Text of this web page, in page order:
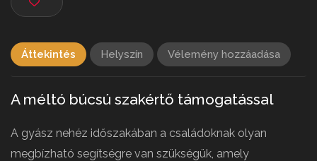
Áttekintés Helyszín Vélemény hozzáadása
A méltó búcsú szakértő támogatással
A gyász nehéz időszakában a családoknak olyan
megbízható segítségre van szükségük, amely